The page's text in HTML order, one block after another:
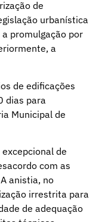
de
urbanística
promulgação por
a
de edificações
dias para
Municipal de
de
com as
anistia, no
irrestrita para
de adequação